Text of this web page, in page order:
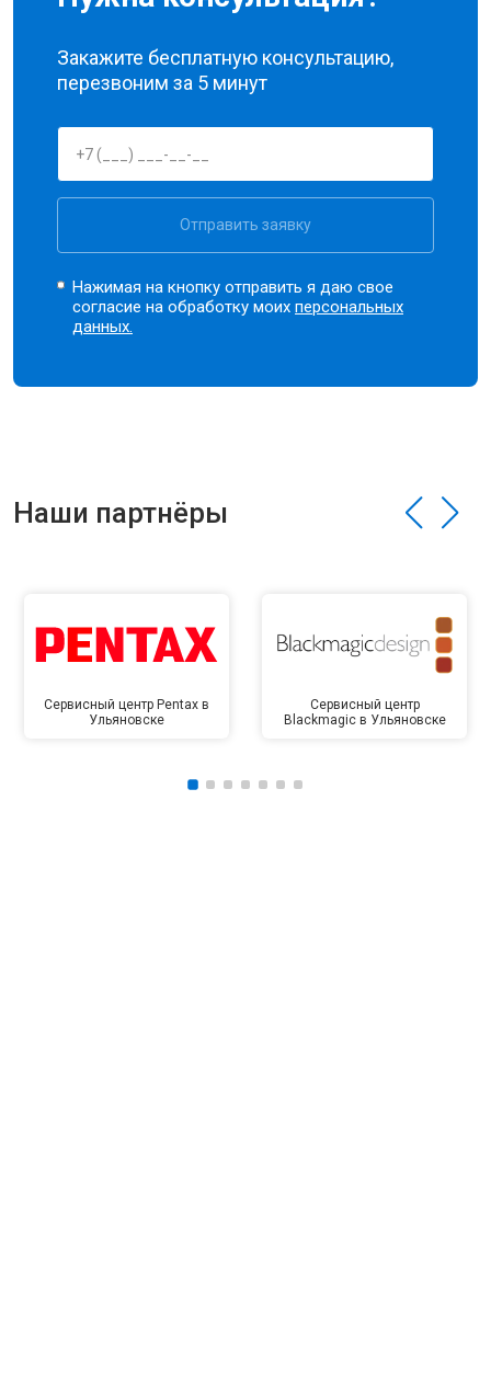
Закажите бесплатную консультацию,
перезвоним за 5 минут
Отправить заявку
Нажимая на кнопку отправить я даю свое
согласие на обработку моихперсональных
данных.
Наши партнёры
Сервисный центр Pentax в
Ульяновске
Сервисный центр
Blackmagic в Ульяновске